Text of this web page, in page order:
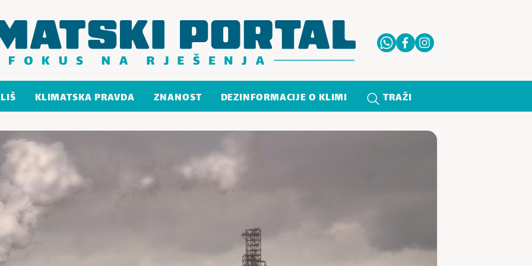
KLIMATSKA PRAVDA ZNANOST DEZINFORMACIJE O KLIMI TRAŽI